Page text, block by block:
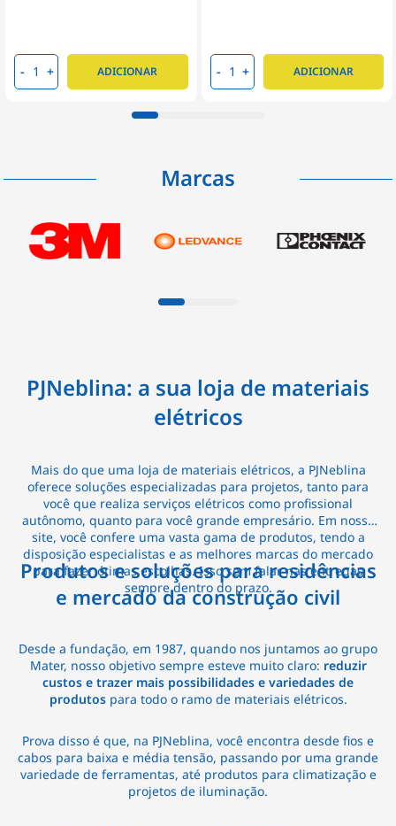
- + ADICIONAR - + ADICIONAR
Marcas
PJNeblina: a sua loja de materiais
elétricos
Mais do que uma loja de materiais elétricos, a PJNeblina
oferece soluções especializadas para projetos, tanto para
você que realiza serviços elétricos como profissional
autônomo, quanto para você grande empresário. Em nosso
site, você confere uma vasta gama de produtos, tendo a
disposição especialistas e as melhores marcas do mercado
para fazer ótimas escolhas. Isso sem falar nas entregas
sempre dentro do prazo.
Produtos e soluções para residências
e mercado da construção civil
Desde a fundação, em 1987, quando nos juntamos ao grupo
Mater, nosso objetivo sempre esteve muito claro: reduzir
custos e trazer mais possibilidades e variedades de
produtospara todo o ramo de materiais elétricos.
Prova disso é que, na PJNeblina, você encontra desde fios e
cabos para baixa e média tensão, passando por uma grande
variedade de ferramentas, até produtos para climatização e
projetos de iluminação.